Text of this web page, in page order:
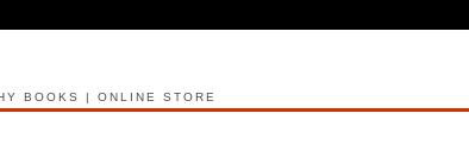
BOOKS | ONLINE STORE